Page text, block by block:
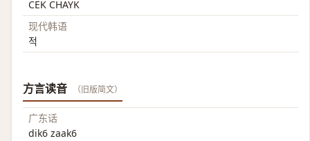
CEK CHAYK
现代韩语
적
方言读音 （旧版简文）
广东话
dik6 zaak6